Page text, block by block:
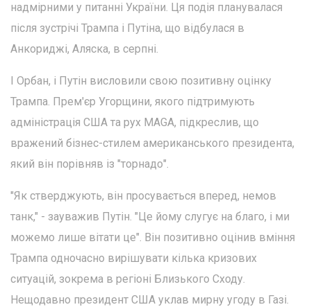
надмірними у питанні України. Ця подія планувалася
після зустрічі Трампа і Путіна, що відбулася в
Анкориджі, Аляска, в серпні.
І Орбан, і Путін висловили свою позитивну оцінку
Трампа. Прем'єр Угорщини, якого підтримують
адміністрація США та рух MAGA, підкреслив, що
вражений бізнес-стилем американського президента,
який він порівняв із "торнадо".
"Як стверджують, він просувається вперед, немов
танк," - зауважив Путін. "Це йому слугує на благо, і ми
можемо лише вітати це". Він позитивно оцінив вміння
Трампа одночасно вирішувати кілька кризових
ситуацій, зокрема в регіоні Близького Сходу.
Нещодавно президент США уклав мирну угоду в Газі.